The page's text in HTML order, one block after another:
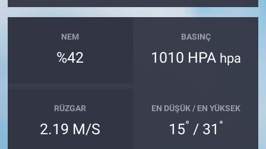
NEM
%42
BASINÇ
1010 HPA hpa
RÜZGAR
2.19 M/S
EN DÜŞÜK / EN YÜKSEK
15° / 31 °